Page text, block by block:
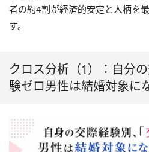
者の約4割が経済的安定と人柄を
す。
クロス分析（1）：自分
験ゼロ男性は結婚対象に